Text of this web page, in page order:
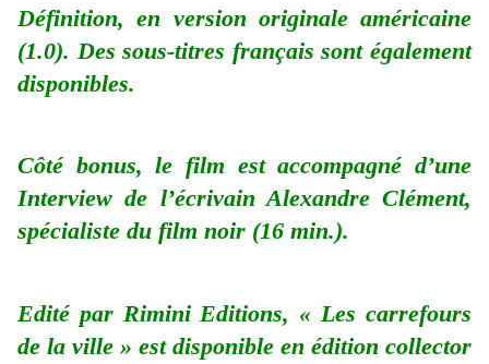
Définition, en version originale américaine
(1.0). Des sous-titres français sont également
disponibles.
Côté bonus, le film est accompagné d’une
Interview de l’écrivain Alexandre Clément,
spécialiste du film noir (16 min.).
Edité par Rimini Editions, « Les carrefours
de la ville » est disponible en édition collector